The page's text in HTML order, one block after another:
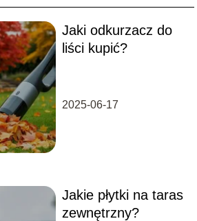
Jaki odkurzacz do
liści kupić?
2025-06-17
Jakie płytki na taras
zewnętrzny?